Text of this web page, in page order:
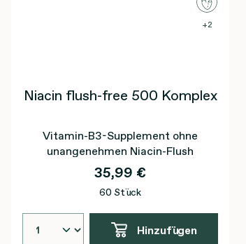
2
Niacin flush-free 500 Komplex
Vitamin-B3-Supplement ohne
unangenehmen Niacin-Flush
35,99 €
60 Stück
Hinzufügen